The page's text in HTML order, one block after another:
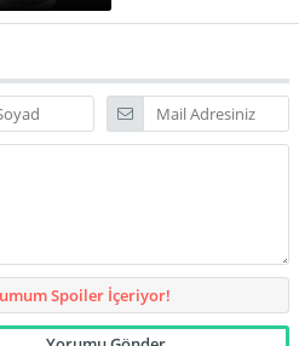
Spoiler İçeriyor!